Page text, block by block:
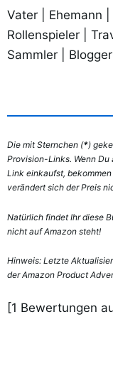
Vater | Ehemann
Rollenspieler |
Sammler |
Die mit Sternchen (*)
Provision-Links. Wenn
Link einkaufst,
verändert sich der Preis
Natürlich findet Ihr diese
nicht auf Amazon steht!
Hinweis: Letzte
der Amazon Product
[1 Bewertungen